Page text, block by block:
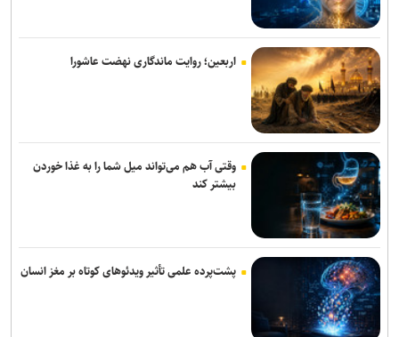
اربعین؛ روایت ماندگاری نهضت عاشورا
وقتی آب هم می‌تواند میل شما را به غذا خوردن
بیشتر کند
پشت‌پرده علمی تأثیر ویدئو‌های کوتاه بر مغز انسان